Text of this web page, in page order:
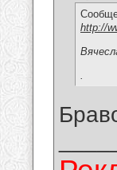
http://